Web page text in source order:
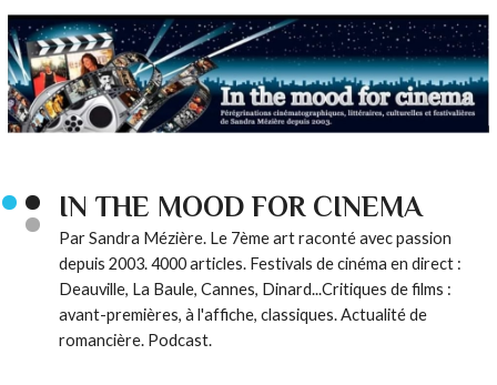
IN THE MOOD FOR CINEMA
Par Sandra Mézière. Le 7ème art raconté avec passion
depuis 2003. 4000 articles. Festivals de cinéma en direct :
Deauville, La Baule, Cannes, Dinard...Critiques de films :
avant-premières, à l'affiche, classiques. Actualité de
romancière. Podcast.